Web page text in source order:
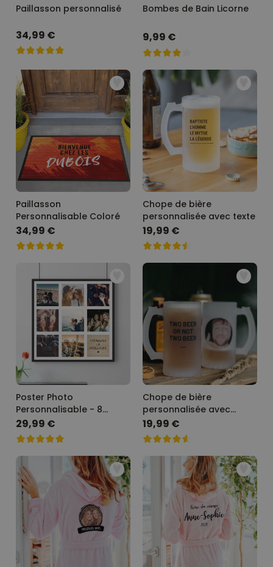
Paillasson personnalisé
34,99 €
Bombes de Bain Licorne
9,99 €
Paillasson
Personnalisable Coloré
34,99 €
Chope de bière
personnalisée avec texte
19,99 €
Poster Photo
Personnalisable - 8
Images + Texte
29,99 €
Chope de bière
personnalisée avec
photo et texte
19,99 €